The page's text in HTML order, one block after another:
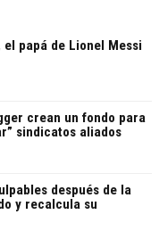
papá de Lionel Messi
crean un fondo para
sindicatos aliados
después de la
y recalcula su